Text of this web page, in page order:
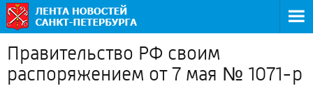
Правительство РФ своим
распоряжением от 7 мая № 1071-р